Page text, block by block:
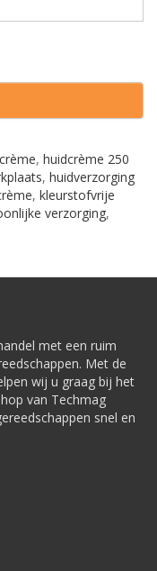
, huidcrème 250
, huidverzorging
, kleurstofvrije
verzorging,
met een ruim
Met de
wij u graag bij het
van Techmag
snel en